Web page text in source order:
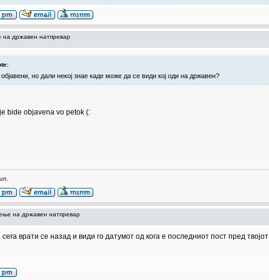
државен натпревар
објавени, но дали некој знае каде може да се види кој оди на државен?
bide objavena vo petok (:
на државен натпревар
сега врати се назад и види го датумот од кога е последниот пост пред твојот